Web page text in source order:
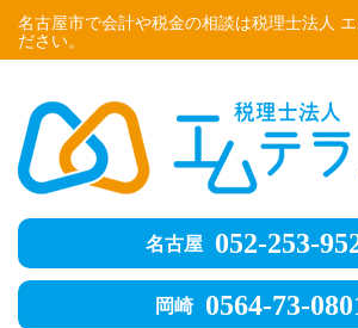
名古屋市で会計や税金の相談は税理士法人
ださい。
名古屋 052-253-
岡崎 0564-73-